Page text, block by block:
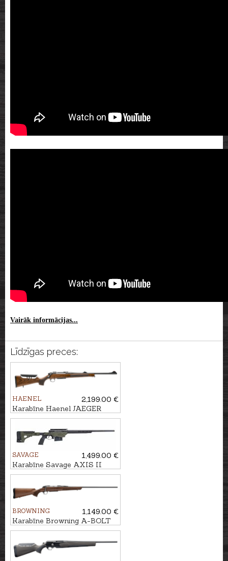
Vairāk informācijas...
Līdzīgas preces:
HAENEL
2,199.00 €
Karabīne Haenel JAEGER
NXT ADJ kal. .30-06 M15x1
SAVAGE
1,499.00 €
Karabīne Savage AXIS II
Precision kal. 6,5 Creedmoor
BROWNING
1,149.00 €
Karabīne Browning A-BOLT
3+ Hunter kal. .30-06 M14x1